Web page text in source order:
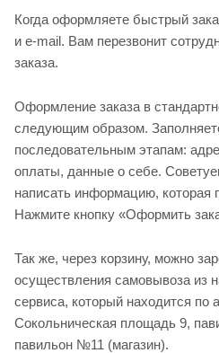
Когда оформляете быстрый
и e-mail. Вам перезвонит
заказа.
Оформление заказа в
следующим образом.
последовательным этапам:
оплаты, данные о себе.
написать информацию, которая
Нажмите кнопку «Оформить
Так же, через корзину, можно
осуществления самовывоза из
сервиса, который находится по
Сокольническая площадь 9,
павильон №11 (магазин).